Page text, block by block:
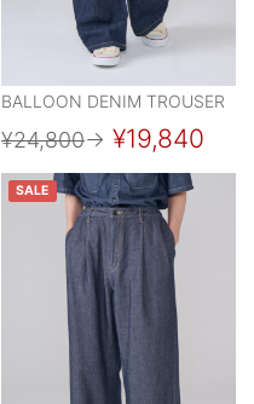
BALLOON DENIM TROUSER
¥24,800→ ¥19,840
SALE